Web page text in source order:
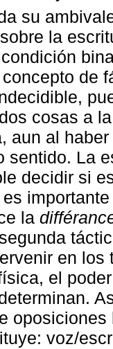
su
la
de
cosas a
aun al
sentido. La
decidir si
la
en
el
voz/